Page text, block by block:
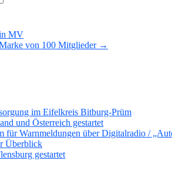
MV
von 100 Mitglieder →
im Eifelkreis Bitburg-Prüm
und Österreich gestartet
für Warnmeldungen über Digitalradio /
Überblick
gestartet